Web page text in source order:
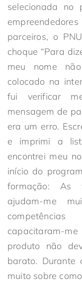
selecionada no
parceiros, o
choque “Para
meu nome
colocado na
fui verificar
mensagem de
era um erro.
e imprimi a
encontrei meu
início do
formação: As
ajudam-me
capacitaram-
produto não
barato. Durante
muito sobre